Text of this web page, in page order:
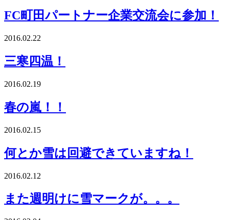
FC町田パートナー企業交流会に参加！
2016.02.22
三寒四温！
2016.02.19
春の嵐！！
2016.02.15
何とか雪は回避できていますね！
2016.02.12
また週明けに雪マークが。。。